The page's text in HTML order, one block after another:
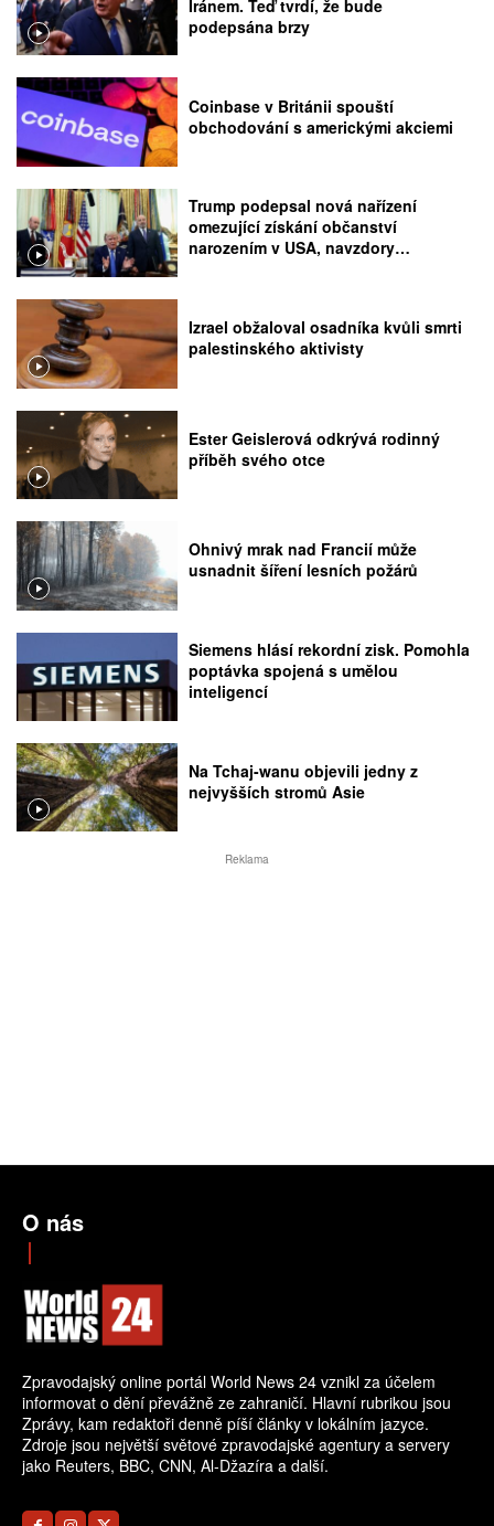
Íránem. Teď tvrdí, že bude
podepsána brzy
Coinbase v Británii spouští
obchodování s americkými akciemi
Trump podepsal nová nařízení
omezující získání občanství
narozením v USA, navzdory
Izrael obžaloval osadníka kvůli smrti
palestinského aktivisty
Ester Geislerová odkrývá rodinný
příběh svého otce
Ohnivý mrak nad Francií může
usnadnit šíření lesních požárů
Siemens hlásí rekordní zisk. Pomohla
poptávka spojená s umělou
inteligencí
Na Tchaj-wanu objevili jedny z
nejvyšších stromů Asie
Reklama
O nás
Zpravodajský online portál World News 24 vznikl za účelem
informovat o dění převážně ze zahraničí. Hlavní rubrikou jsou
Zprávy, kam redaktoři denně píší články v lokálním jazyce.
Zdroje jsou největší světové zpravodajské agentury a servery
jako Reuters, BBC, CNN, Al-Džazíra a další.